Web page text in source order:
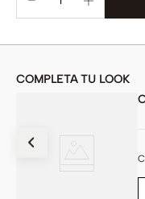
COMPLETA TU LOOK